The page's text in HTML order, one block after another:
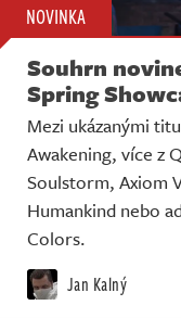
NOVINKA
Souhrn
Spring
Mezi ukázanými
Awakening, více z
Soulstorm, Axiom
Humankind nebo
Colors.
Jan Kalný